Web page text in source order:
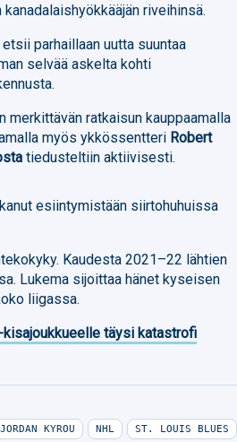
riveihinsä.
parhaillaan uutta suuntaa
selvää askelta kohti
merkittävän ratkaisun kauppaamalla
myös ykkössentteri Robert
tiedusteltiin aktiivisesti.
esiintymistään siirtohuhuissa
Kaudesta 2021–22 lähtien
Lukema sijoittaa hänet kyseisen
liigassa.
täysi katastrofi
JORDAN KYROU NHL ST. LOUIS BLUES